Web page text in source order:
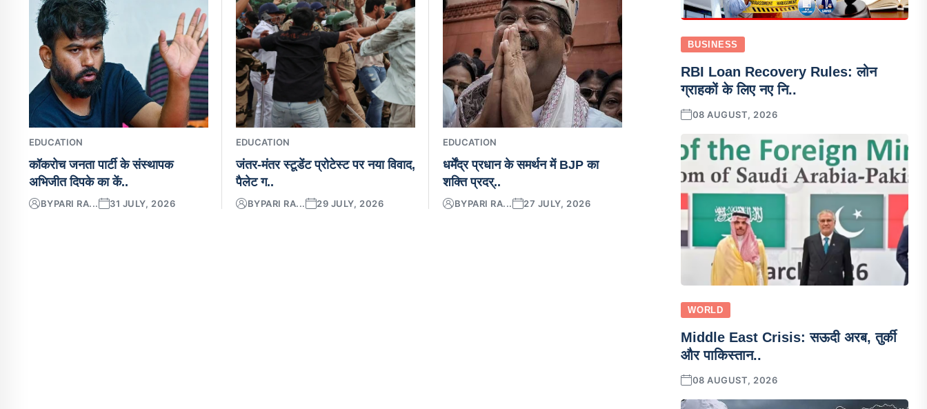
EDUCATION
कॉकरोच जनता पार्टी के संस्थापक
अभिजीत दिपके का कें..
BYPARI RA... 31 JULY, 2026
EDUCATION
जंतर-मंतर स्टूडेंट प्रोटेस्ट पर नया विवाद,
पैलेट ग..
BYPARI RA... 29 JULY, 2026
EDUCATION
धर्मेंद्र प्रधान के समर्थन में BJP का
शक्ति प्रदर्..
BYPARI RA... 27 JULY, 2026
BUSINESS
RBI Loan Recovery Rules: लोन
ग्राहकों के लिए नए नि..
08 AUGUST, 2026
WORLD
Middle East Crisis: सऊदी अरब, तुर्की
और पाकिस्तान..
08 AUGUST, 2026